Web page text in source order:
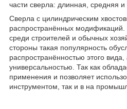
части сверла: длинная, средняя и
Сверла с цилиндрическим
распространённых
среди строителей и обычных
стороны такая популярность
распространённостью этого
универсальностью. Так как
применения и позволяет
инструментом, так и в на